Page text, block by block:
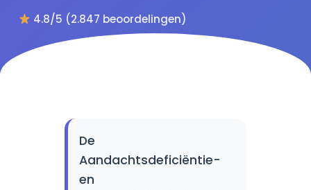
4.8/5 (2.847 beoordelingen)
De
Aandachtsdeficiëntie-
en